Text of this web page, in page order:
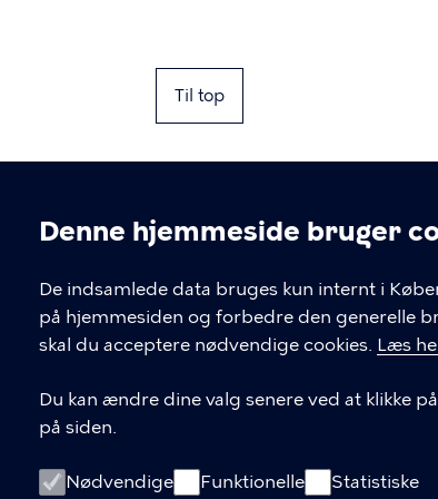
Denne hjemmeside bruger
De indsamlede data bruges kun internt i
på hjemmesiden og forbedre den generelle
skal du acceptere nødvendige cookies. Læs
Du kan ændre dine valg senere ved at klikke
på siden.
Nødvendige Funktionelle Statistiske
Til top
Kontakt Københavns
T
33 66 33 66
CVR-nummer64942212